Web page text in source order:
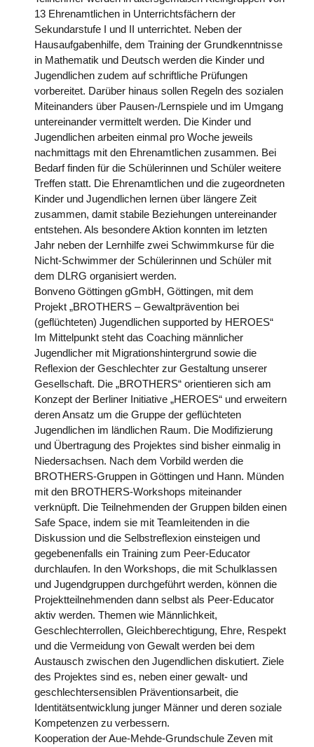
13 Ehrenamtlichen in Unterrichtsfächern der
Sekundarstufe I und II unterrichtet. Neben der
Hausaufgabenhilfe, dem Training der Grundkenntnisse
in Mathematik und Deutsch werden die Kinder und
Jugendlichen zudem auf schriftliche Prüfungen
vorbereitet. Darüber hinaus sollen Regeln des sozialen
Miteinanders über Pausen-/Lernspiele und im Umgang
untereinander vermittelt werden. Die Kinder und
Jugendlichen arbeiten einmal pro Woche jeweils
nachmittags mit den Ehrenamtlichen zusammen. Bei
Bedarf finden für die Schülerinnen und Schüler weitere
Treffen statt. Die Ehrenamtlichen und die zugeordneten
Kinder und Jugendlichen lernen über längere Zeit
zusammen, damit stabile Beziehungen untereinander
entstehen. Als besondere Aktion konnten im letzten
Jahr neben der Lernhilfe zwei Schwimmkurse für die
Nicht-Schwimmer der Schülerinnen und Schüler mit
dem DLRG organisiert werden.
Bonveno Göttingen gGmbH, Göttingen, mit dem
Projekt „BROTHERS – Gewaltprävention bei
(geflüchteten) Jugendlichen supported by HEROES“
Im Mittelpunkt steht das Coaching männlicher
Jugendlicher mit Migrationshintergrund sowie die
Reflexion der Geschlechter zur Gestaltung unserer
Gesellschaft. Die „BROTHERS“ orientieren sich am
Konzept der Berliner Initiative „HEROES“ und erweitern
deren Ansatz um die Gruppe der geflüchteten
Jugendlichen im ländlichen Raum. Die Modifizierung
und Übertragung des Projektes sind bisher einmalig in
Niedersachsen. Nach dem Vorbild werden die
BROTHERS-Gruppen in Göttingen und Hann. Münden
mit den BROTHERS-Workshops miteinander
verknüpft. Die Teilnehmenden der Gruppen bilden einen
Safe Space, indem sie mit Teamleitenden in die
Diskussion und die Selbstreflexion einsteigen und
gegebenenfalls ein Training zum Peer-Educator
durchlaufen. In den Workshops, die mit Schulklassen
und Jugendgruppen durchgeführt werden, können die
Projektteilnehmenden dann selbst als Peer-Educator
aktiv werden. Themen wie Männlichkeit,
Geschlechterrollen, Gleichberechtigung, Ehre, Respekt
und die Vermeidung von Gewalt werden bei dem
Austausch zwischen den Jugendlichen diskutiert. Ziele
des Projektes sind es, neben einer gewalt- und
geschlechtersensiblen Präventionsarbeit, die
Identitätsentwicklung junger Männer und deren soziale
Kompetenzen zu verbessern.
Kooperation der Aue-Mehde-Grundschule Zeven mit